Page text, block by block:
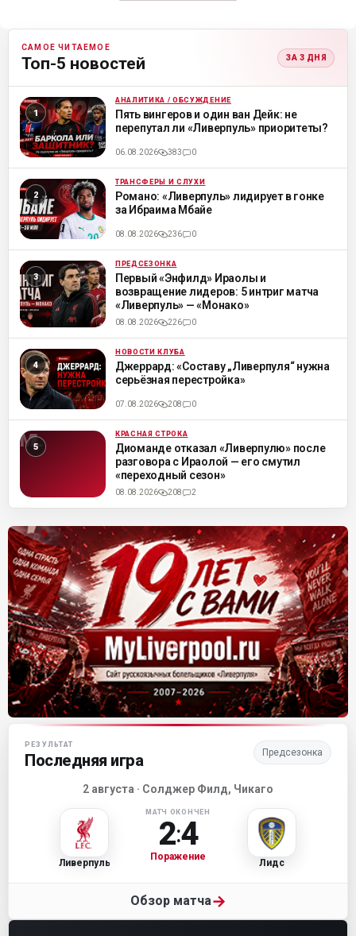
САМОЕ ЧИТАЕМОЕ
Топ-5 новостей ЗА 3 ДНЯ
ML АНАЛИТИКА / ОБСУЖДЕНИЕ
Пять вингеров и один ван Дейк: не
перепутал ли «Ливерпуль» приоритеты?
06.08.2026 383 0
ML ТРАНСФЕРЫ И СЛУХИ
Романо: «Ливерпуль» лидирует в гонке
за Ибраима Мбайе
08.08.2026 236 0
ML ПРЕДСЕЗОНКА
Первый «Энфилд» Ираолы и
возвращение лидеров: 5 интриг матча
«Ливерпуль» — «Монако»
08.08.2026 226 0
ML НОВОСТИ КЛУБА
Джеррард: «Составу „Ливерпуля“ нужна
серьёзная перестройка»
07.08.2026 208 0
ML КРАСНАЯ СТРОКА
Диоманде отказал «Ливерпулю» после
разговора с Ираолой — его смутил
«переходный сезон»
08.08.2026 208 2
Матч-центр «Ливерпуля»
РЕЗУЛЬТАТ
Последняя игра Предсезонка
2 августа · Солджер Филд, Чикаго
Ливерпуль
МАТЧ ОКОНЧЕН
2:4
Поражение
Лидс
Обзор матча→